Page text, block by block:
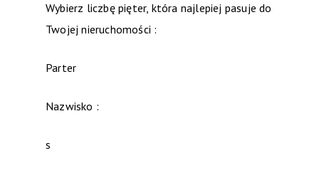
Wybierz liczbę pięter, która najlepiej pasuje do
Twojej nieruchomości :
Parter
Nazwisko :
s